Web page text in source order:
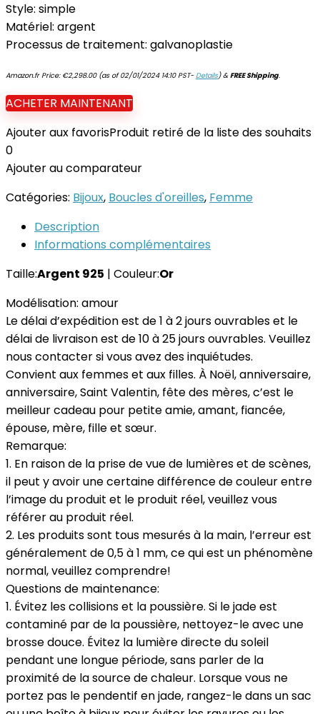
Style: simple
Matériel: argent
Processus de traitement: galvanoplastie
Amazon.fr Price: €2,298.00(as of 02/01/2024 14:10 PST-Details)&FREE Shipping.
ACHETER MAINTENANT
Ajouter aux favorisProduit retiré de la liste des souhaits
0
Ajouter au comparateur
Catégories: Bijoux, Boucles d'oreilles, Femme
Description
Informations complémentaires
Taille:Argent 925 | Couleur:Or
Modélisation: amour
Le délai d’expédition est de 1 à 2 jours ouvrables et le
délai de livraison est de 10 à 25 jours ouvrables. Veuillez
nous contacter si vous avez des inquiétudes.
Convient aux femmes et aux filles. À Noël, anniversaire,
anniversaire, Saint Valentin, fête des mères, c’est le
meilleur cadeau pour petite amie, amant, fiancée,
épouse, mère, fille et sœur.
Remarque:
1. En raison de la prise de vue de lumières et de scènes,
il peut y avoir une certaine différence de couleur entre
l’image du produit et le produit réel, veuillez vous
référer au produit réel.
2. Les produits sont tous mesurés à la main, l’erreur est
généralement de 0,5 à 1 mm, ce qui est un phénomène
normal, veuillez comprendre!
Questions de maintenance:
1. Évitez les collisions et la poussière. Si le jade est
contaminé par de la poussière, nettoyez-le avec une
brosse douce. Évitez la lumière directe du soleil
pendant une longue période, sans parler de la
proximité de la source de chaleur. Lorsque vous ne
portez pas le pendentif en jade, rangez-le dans un sac